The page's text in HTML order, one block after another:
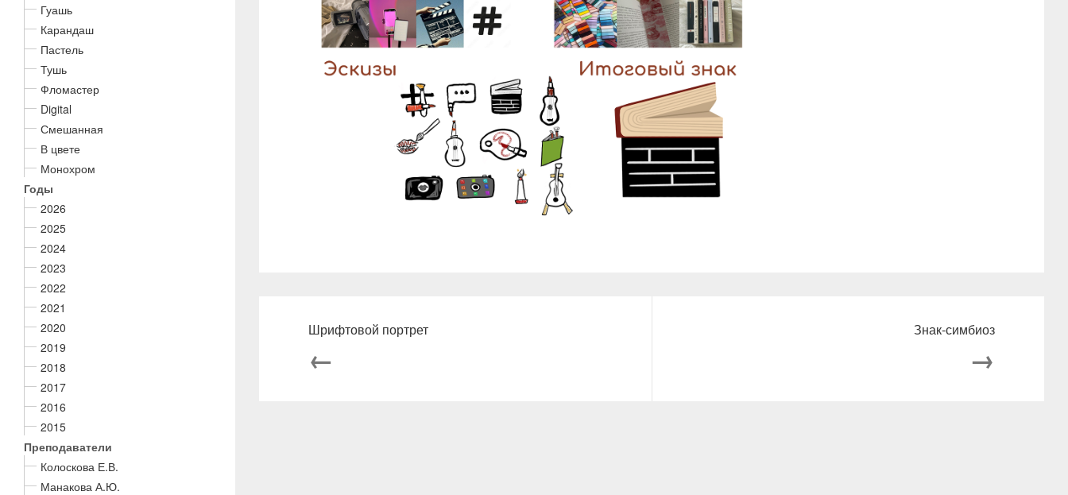
Гуашь
Карандаш
Пастель
Тушь
Фломастер
Digital
Смешанная
В цвете
Монохром
Годы
2026
2025
2024
2023
2022
2021
2020
2019
2018
2017
2016
2015
Преподаватели
Колоскова Е.В.
Манакова А.Ю.
Шрифтовой портрет
←
Знак-симбиоз
→